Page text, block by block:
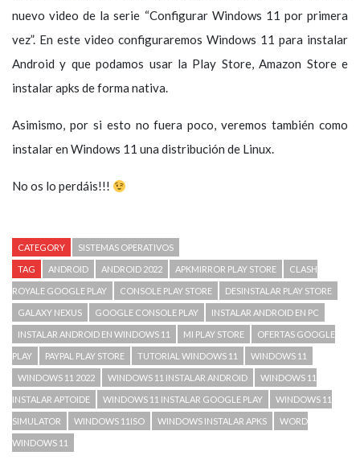
nuevo video de la serie “Configurar Windows 11 por primera
vez”. En este video configuraremos Windows 11 para instalar
Android y que podamos usar la Play Store, Amazon Store e
instalar apks de forma nativa.
Asimismo, por si esto no fuera poco, veremos también como
instalar en Windows 11 una distribución de Linux.
No os lo perdáis!!!
CATEGORY SISTEMAS OPERATIVOS
TAG ANDROID ANDROID 2022 APKMIRROR PLAY STORE CLASH
ROYALE GOOGLE PLAY CONSOLE PLAY STORE DESINSTALAR PLAY STORE
GALAXY NEXUS GOOGLE CONSOLE PLAY INSTALAR ANDROID EN PC
INSTALAR ANDROID EN WINDOWS 11 MI PLAY STORE OFERTAS GOOGLE
PLAY PAYPAL PLAY STORE TUTORIAL WINDOWS 11 WINDOWS 11
WINDOWS 11 2022 WINDOWS 11 INSTALAR ANDROID WINDOWS 11
INSTALAR APTOIDE WINDOWS 11 INSTALAR GOOGLE PLAY WINDOWS 11
SIMULATOR WINDOWS 11ISO WINDOWS INSTALAR APKS WORD
WINDOWS 11